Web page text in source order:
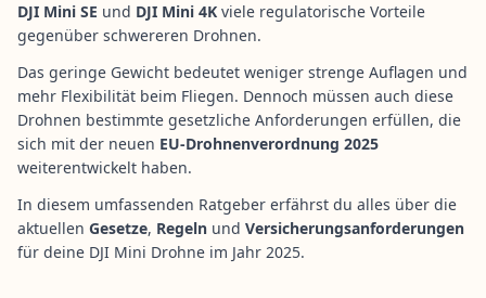
DJI Mini SE und DJI Mini 4K viele regulatorische Vorteile
gegenüber schwereren Drohnen.
Das geringe Gewicht bedeutet weniger strenge Auflagen und
mehr Flexibilität beim Fliegen. Dennoch müssen auch diese
Drohnen bestimmte gesetzliche Anforderungen erfüllen, die
sich mit der neuen EU-Drohnenverordnung 2025
weiterentwickelt haben.
In diesem umfassenden Ratgeber erfährst du alles über die
aktuellen Gesetze, Regeln und Versicherungsanforderungen
für deine DJI Mini Drohne im Jahr 2025.